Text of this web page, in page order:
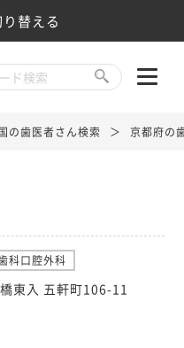
替える
の歯医者さん検索 京都府の
科口腔外科
東入 五軒町106-11